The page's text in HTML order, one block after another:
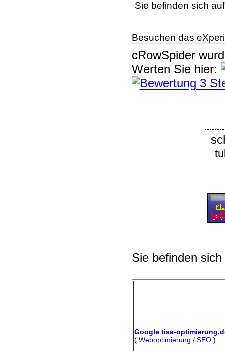
Sie befinden sich
Besuchen das
cRowSpider
Werten Sie hier:
Sie befinden
Google tisa-
( Weboptimierung / SEO)